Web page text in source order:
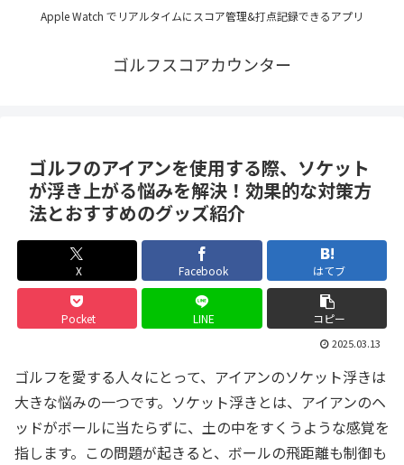
Apple Watch でリアルタイムにスコア管理&打点記録できるアプリ
ゴルフスコアカウンター
ゴルフのアイアンを使用する際、ソケット
が浮き上がる悩みを解決！効果的な対策方
法とおすすめのグッズ紹介
X Facebook はてブ
Pocket LINE コピー
2025.03.13
ゴルフを愛する人々にとって、アイアンのソケット浮きは
大きな悩みの一つです。ソケット浮きとは、アイアンのヘ
ッドがボールに当たらずに、土の中をすくうような感覚を
指します。この問題が起きると、ボールの飛距離も制御も